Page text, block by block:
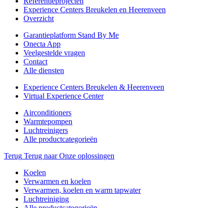
Experience Centers Breukelen en Heerenveen
Overzicht
Garantieplatform Stand By Me
Onecta App
Veelgestelde vragen
Contact
Alle diensten
Experience Centers Breukelen & Heerenveen
Virtual Experience Center
Airconditioners
Warmtepompen
Luchtreinigers
Alle productcategorieën
Terug Terug naar Onze oplossingen
Koelen
Verwarmen en koelen
Verwarmen, koelen en warm tapwater
Luchtreiniging